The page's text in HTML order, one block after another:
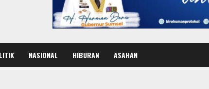
NASIONAL HIBURAN ASAHAN